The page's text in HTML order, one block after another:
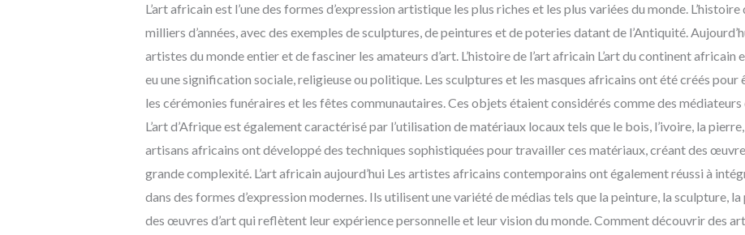
L’art africain est l’une des formes d’expression artistique les plus riches et les plus variées du monde.
milliers d’années, avec des exemples de sculptures, de peintures et de poteries datant de l’Antiquité.
artistes du monde entier et de fasciner les amateurs d’art. L’histoire de l’art africain L’art du continent
eu une signification sociale, religieuse ou politique. Les sculptures et les masques africains ont été créés
les cérémonies funéraires et les fêtes communautaires. Ces objets étaient considérés comme des
L’art d’Afrique est également caractérisé par l’utilisation de matériaux locaux tels que le bois, l’ivoire, la
artisans africains ont développé des techniques sophistiquées pour travailler ces matériaux, créant des
grande complexité. L’art africain aujourd’hui Les artistes africains contemporains ont également réussi à
dans des formes d’expression modernes. Ils utilisent une variété de médias tels que la peinture, la sculpture,
des œuvres d’art qui reflètent leur expérience personnelle et leur vision du monde. Comment découvrir des